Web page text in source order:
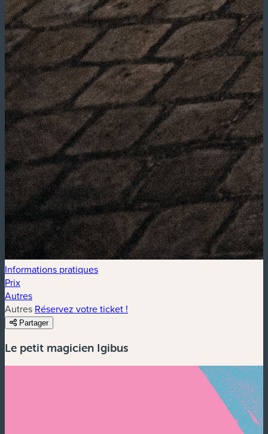
Informations pratiques
Prix
Autres
Autres Réservez votre ticket !
Partager
Le petit magicien Igibus